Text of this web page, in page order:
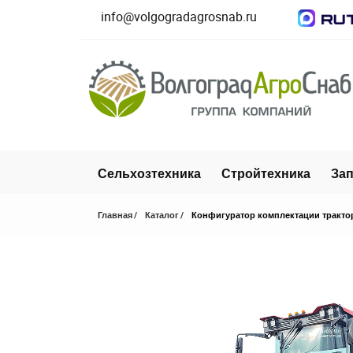
info@volgogradagrosnab.ru
Сельхозтехника Стройтехника
Главная Каталог Конфигуратор комплектации